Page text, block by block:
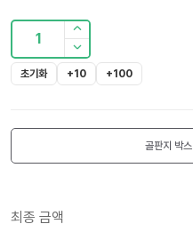
1
초기화 +10 +100
골판지 박스
최종 금액